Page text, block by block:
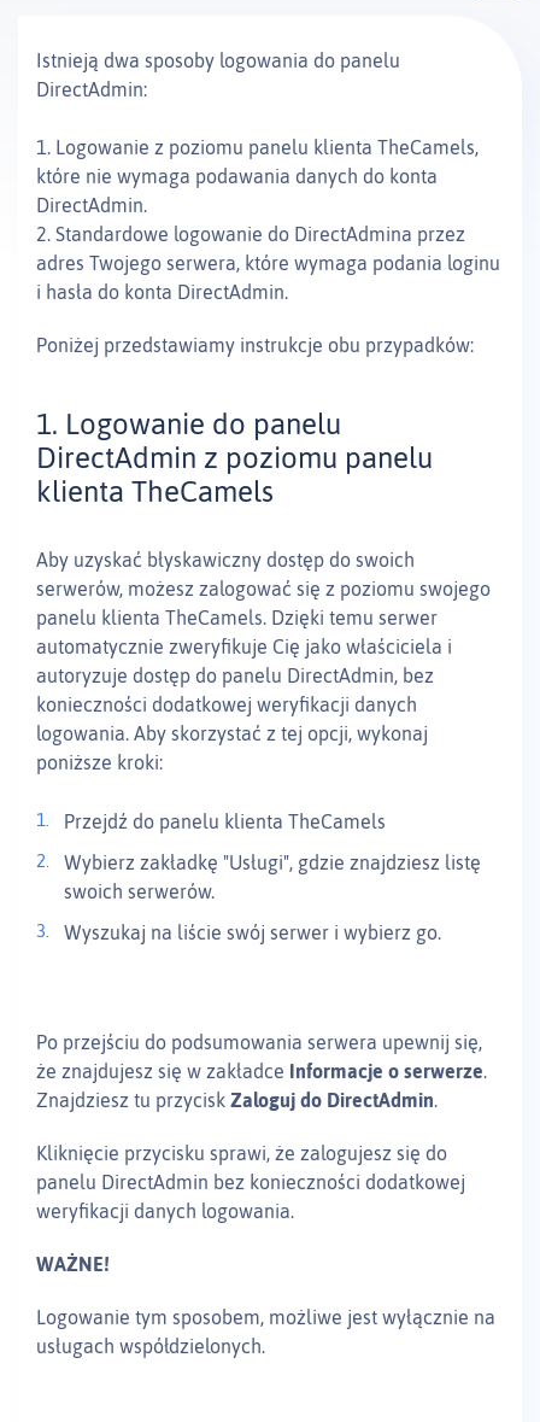
Istnieją dwa sposoby logowania do panelu
DirectAdmin:
1. Logowanie z poziomu panelu klienta TheCamels,
które nie wymaga podawania danych do konta
DirectAdmin.
2. Standardowe logowanie do DirectAdmina przez
adres Twojego serwera, które wymaga podania loginu
i hasła do konta DirectAdmin.
Poniżej przedstawiamy instrukcje obu przypadków:
1. Logowanie do panelu
DirectAdmin z poziomu panelu
klienta TheCamels
Aby uzyskać błyskawiczny dostęp do swoich
serwerów, możesz zalogować się z poziomu swojego
panelu klienta TheCamels. Dzięki temu serwer
automatycznie zweryfikuje Cię jako właściciela i
autoryzuje dostęp do panelu DirectAdmin, bez
konieczności dodatkowej weryfikacji danych
logowania. Aby skorzystać z tej opcji, wykonaj
poniższe kroki:
Przejdź do panelu klienta TheCamels
Wybierz zakładkę "Usługi", gdzie znajdziesz listę
swoich serwerów.
Wyszukaj na liście swój serwer i wybierz go.
Po przejściu do podsumowania serwera upewnij się,
że znajdujesz się w zakładce Informacje o serwerze
Znajdziesz tu przycisk Zaloguj do DirectAdmin
Kliknięcie przycisku sprawi, że zalogujesz się do
panelu DirectAdmin bez konieczności dodatkowej
weryfikacji danych logowania.
WAŻNE!
Logowanie tym sposobem, możliwe jest wyłącznie na
usługach współdzielonych.